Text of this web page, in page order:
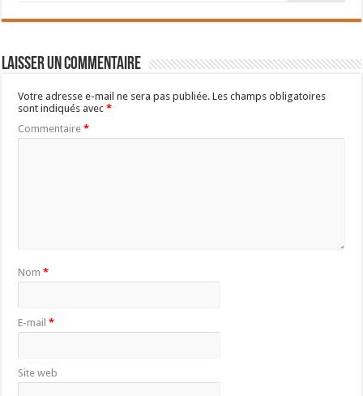
Laisser un commentaire
Votre adresse e-mail ne sera pas publiée. Les champs obligatoires
sont indiqués avec*
Commentaire*
Nom*
E-mail*
Site web